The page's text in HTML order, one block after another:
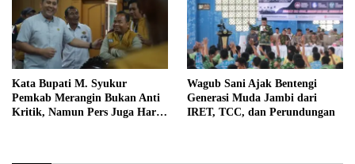
Kata Bupati M. Syukur
Pemkab Merangin Bukan Anti
Kritik, Namun Pers Juga Harus
Wagub Sani Ajak Bentengi
Generasi Muda Jambi dari
IRET, TCC, dan Perundungan